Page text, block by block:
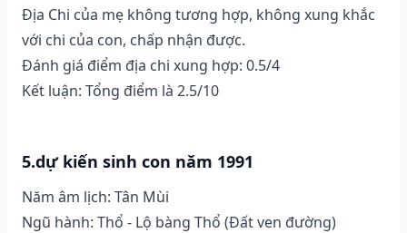
Địa Chi của mẹ không tương hợp, không xung khắc
với chi của con, chấp nhận được.
Đánh giá điểm địa chi xung hợp: 0.5/4
Kết luận: Tổng điểm là 2.5/10
5.dự kiến sinh con năm 1991
Năm âm lịch: Tân Mùi
Ngũ hành: Thổ - Lộ bàng Thổ (Ðất ven đường)